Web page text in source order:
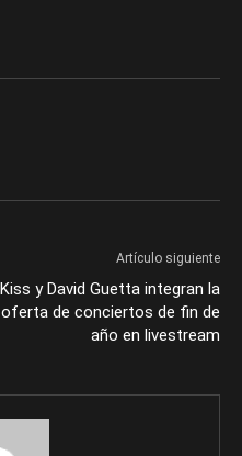
Artículo siguiente
Kiss y David Guetta integran la
oferta de conciertos de fin de
año en livestream